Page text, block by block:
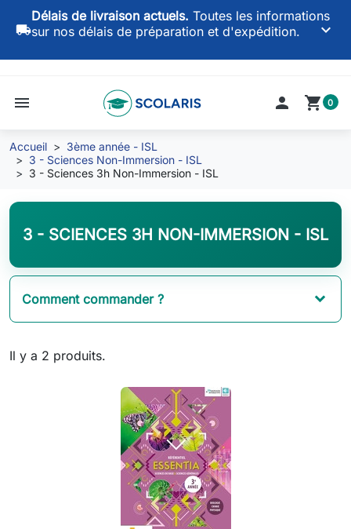
local_shipping
Délais de livraison actuels. Toutes les informations
sur nos délais de préparation et d'expédition.
keyboard_arrow_down
menu  shopping_cart 0
Accueil
3ème année - ISL
3 - Sciences Non-Immersion - ISL
3 - Sciences 3h Non-Immersion - ISL
3 - SCIENCES 3H NON-IMMERSION - ISL
Comment commander ?
Il y a 2 produits.